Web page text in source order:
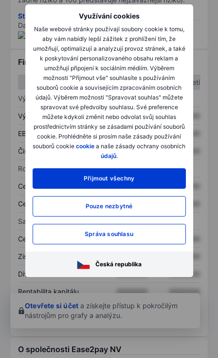
Využívání cookies
Naše webové stránky používají soubory cookie k tomu,
aby vám nabídly lepší zážitek z prohlížení tím, že
umožňují, optimalizují a analyzují provoz stránek, a také
k poskytování personalizovaného obsahu reklam a
umožňují připojení k sociálním médiím. Výběrem
možnosti "Přijmout vše" souhlasíte s používáním
souborů cookie a souvisejícím zpracováním osobních
údajů. Výběrem možnosti "Spravovat souhlas" můžete
spravovat své předvolby souhlasu. Své preference
můžete kdykoli změnit nebo odvolat svůj souhlas
prostřednictvím stránky se zásadami používání souborů
cookie. Prohlédněte si prosím naše zásady používání
souborů cookie cookie a naše zásady ochrany osobních
údajů.
Přijmout všechny
Pouze nezbytné
Správa souhlasu
Česká republika
Stáhněte si metodiku rizik ESG
Data poskytnuta od
Finanční informace
1. čtvrtletí
2. čtvrtletí
Výkaz zisku a ztráty
Výnos XXXXXXX XXXXXXX
EBITDA XXXXXXX XXXXXXX
Čistý příjem XXXXXXX XXXXXXX
Rozvaha
Celková aktiva XXXXXXX
Celkový dluh XXXXXXX
Sazby
Cena/tržby XXXXXXX
Zisk na akcii
Dividenda na akcii XXXXXXX
Rentabilita kapitálu XXXXXXX
XXXXXXX
Otevřete si účet a získejte přístup k pokročilým
nástrojům pro grafy a analýzu.
O společnosti Ease2pay NV